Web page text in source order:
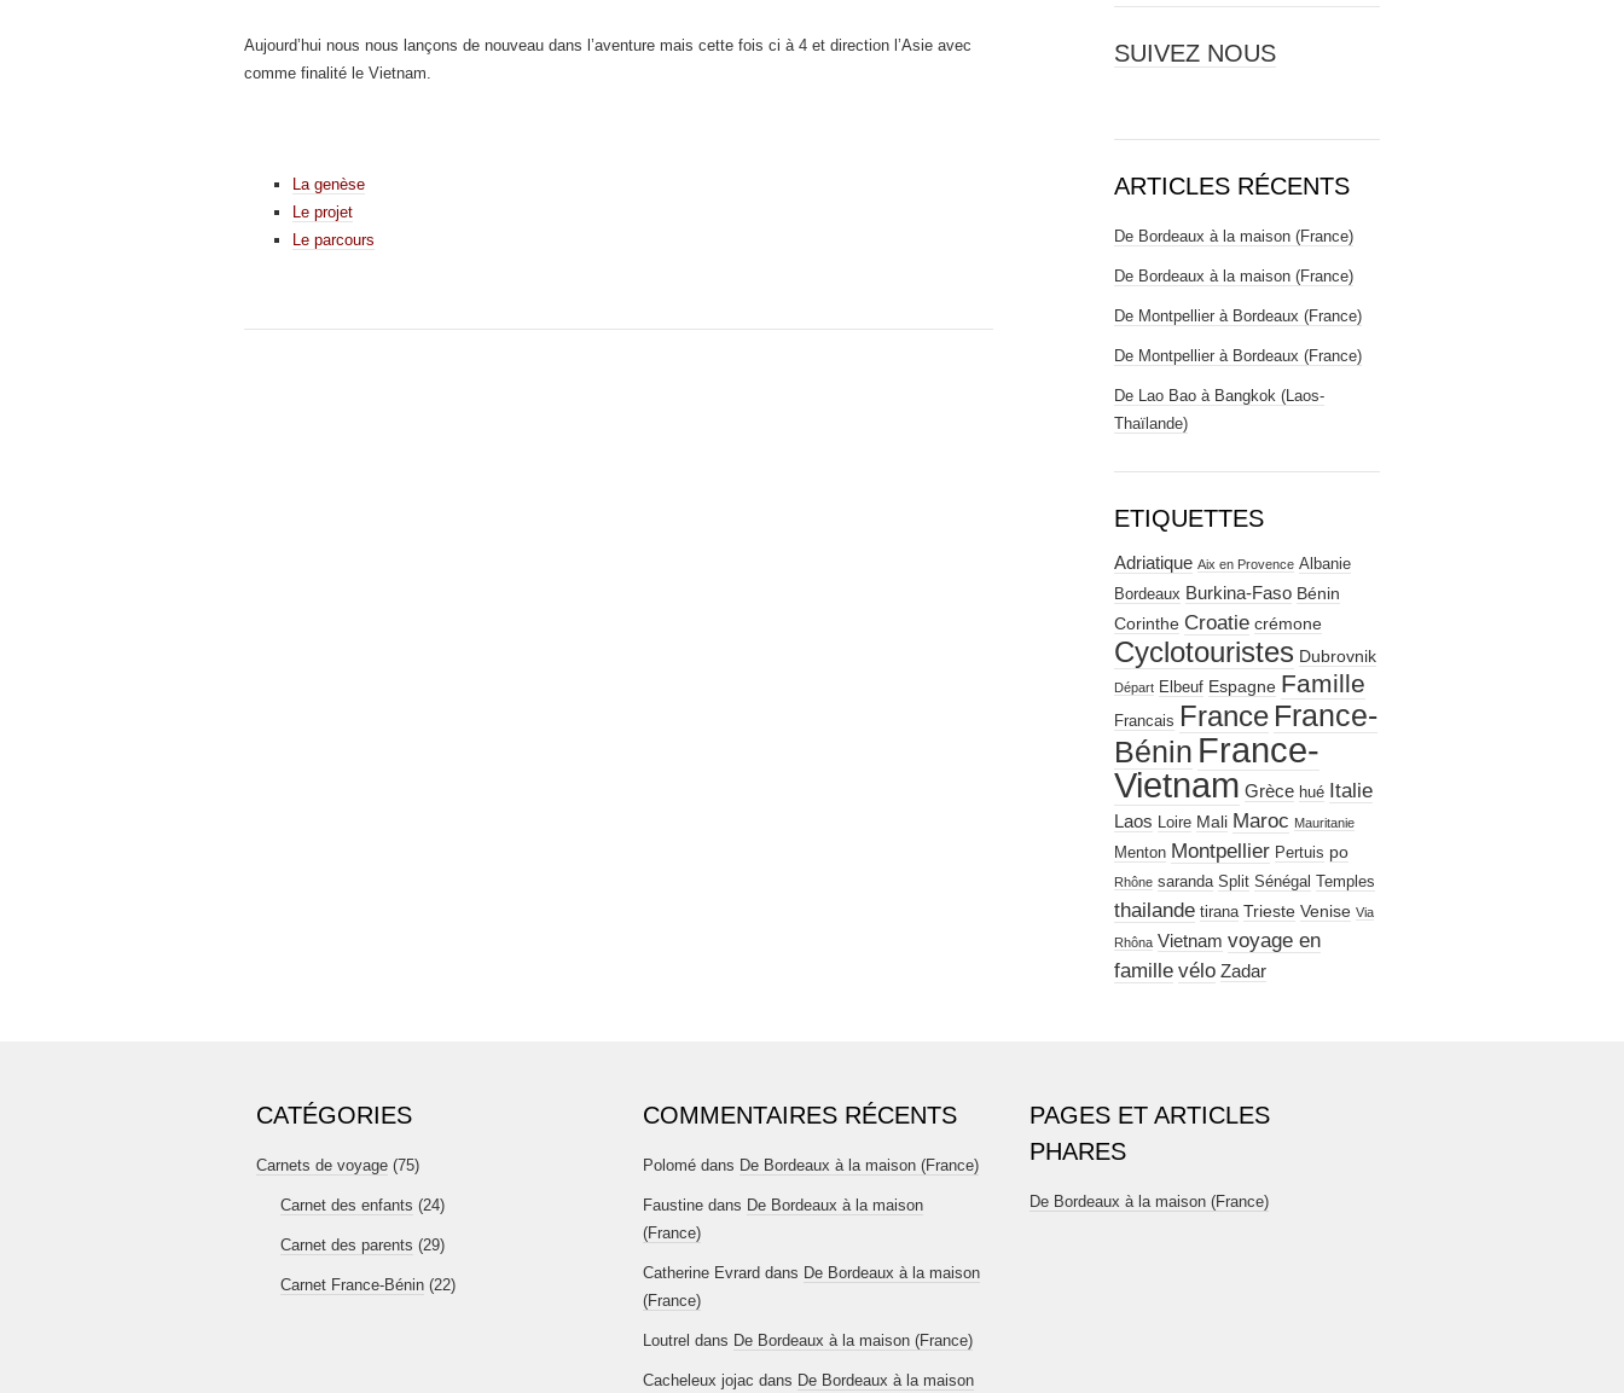
Aujourd’hui nous nous lançons de nouveau dans l’aventure mais cette fois ci à 4 et direction l’Asie avec
comme finalité le Vietnam.
La genèse
Le projet
Le parcours
SUIVEZ NOUS
ARTICLES RÉCENTS
De Bordeaux à la maison (France)
De Bordeaux à la maison (France)
De Montpellier à Bordeaux (France)
De Montpellier à Bordeaux (France)
De Lao Bao à Bangkok (Laos-
Thaïlande)
ETIQUETTES
Adriatique Aix en Provence Albanie
Bordeaux Burkina-Faso Bénin
Corinthe Croatie crémone
Cyclotouristes Dubrovnik
Départ Elbeuf Espagne Famille
Francais France France-
Bénin France-
Vietnam Grèce hué Italie
Laos Loire Mali Maroc Mauritanie
Menton Montpellier Pertuis po
Rhône saranda Split Sénégal Temples
thailande tirana Trieste Venise Via
Rhôna Vietnam voyage en
famille vélo Zadar
CATÉGORIES
Carnets de voyage (75)
Carnet des enfants (24)
Carnet des parents (29)
Carnet France-Bénin (22)
COMMENTAIRES RÉCENTS
Polomé dans De Bordeaux à la maison (France)
Faustine dans De Bordeaux à la maison
(France)
Catherine Evrard dans De Bordeaux à la maison
(France)
Loutrel dans De Bordeaux à la maison (France)
Cacheleux jojac dans De Bordeaux à la maison
PAGES ET ARTICLES
PHARES
De Bordeaux à la maison (France)